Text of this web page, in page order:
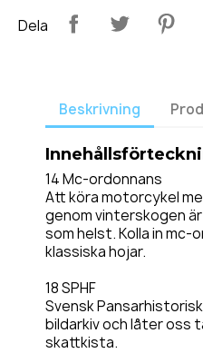
Dela
Beskrivning
14 Mc-ordonnans
Att köra motorcykel
genom vinterskogen
som helst. Kolla in mc-
klassiska hojar.
18 SPHF
Svensk
bildarkiv och låter oss
skattkista.